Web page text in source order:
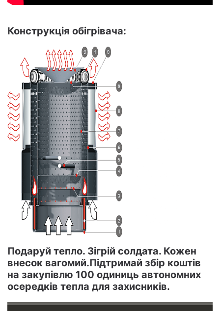
Конструкція обігрівача:
Подаруй тепло. Зігрій солдата. Кожен
внесок вагомий.Підтримай збір коштів
на закупівлю 100 одиниць автономних
осередків тепла для захисників.